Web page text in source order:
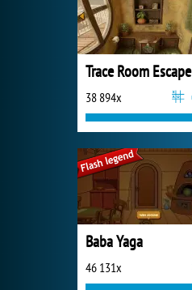
Trace Room Escape
38 894x
Baba Yaga
46 131x